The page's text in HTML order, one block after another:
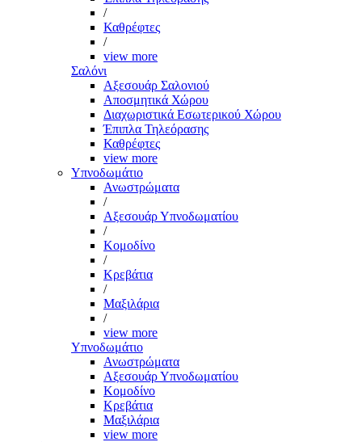
/
Καθρέφτες
/
view more
Σαλόνι
Αξεσουάρ Σαλονιού
Αποσμητικά Χώρου
Διαχωριστικά Εσωτερικού Χώρου
Έπιπλα Τηλεόρασης
Καθρέφτες
view more
Υπνοδωμάτιο
Ανωστρώματα
/
Αξεσουάρ Υπνοδωματίου
/
Κομοδίνο
/
Κρεβάτια
/
Μαξιλάρια
/
view more
Υπνοδωμάτιο
Ανωστρώματα
Αξεσουάρ Υπνοδωματίου
Κομοδίνο
Κρεβάτια
Μαξιλάρια
view more